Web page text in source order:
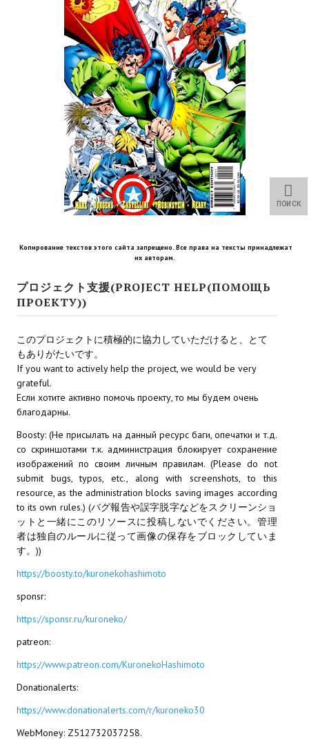
Расширенная версия Х3
REBalance
Работы Kuroneko
Doom 3 Remaster Fan Edition
X2 - The Threat Remaster Fan Edition
Quake III Arena Remaster Fan Edition
Star Trek Voyager Elite Force Remaster Fan Edition
Sacred Gold Remaster Fan Edition
Age of Pirates: Caribbean Tales Remaster Fan Edition
Sea Dogs - City of Abandoned Ships Remaster Fan Edition
Sea Dogs Remaster Fan Edition
НОВОСТИ ПОРТАЛА
Новости
Новости Архив
МОДЫ ДЛЯ ИГР
Патчи
Моды
Divinity Original Sin Enhanced Edition
Dragon Age: Origins
Dragon Age: Inquisition
Копирование текстов этого сайта запрещено. Все права на тексты принадлежат
их авторам.
プロジェクト支援(PROJECT HELP(ПОМОЩЬ
ПРОЕКТУ))
このプロジェクトに積極的に協力していただけると、とて
もありがたいです。
If you want to actively help the project, we would be very
grateful.
Если хотите активно помочь проекту, то мы будем очень
благодарны.
Boosty: (Не присылать на данный ресурс баги, опечатки и т.д.
со скриншотами т.к. администрация блокирует сохранение
изображений по своим личным правилам. (Please do not
submit bugs, typos, etc., along with screenshots, to this
resource, as the administration blocks saving images according
to its own rules.) (バグ報告や誤字脱字などをスクリーンショ
ットと一緒にこのリソースに投稿しないでください。管理
者は独自のルールに従って画像の保存をブロックしていま
す。))
https://boosty.to/kuronekohashimoto
sponsr:
https://sponsr.ru/kuroneko/
patreon:
https://www.patreon.com/KuronekoHashimoto
Donationalerts:
https://www.donationalerts.com/r/kuroneko30
WebMoney: Z512732037258.
ПОИСК